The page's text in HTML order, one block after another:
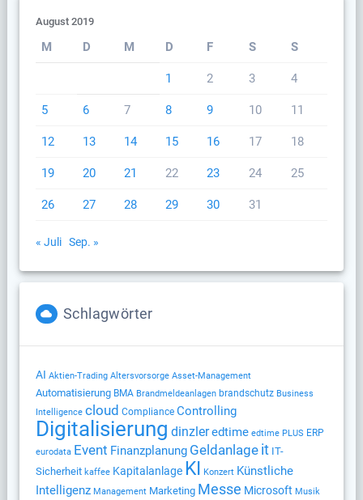
August 2019
M D M D F S S
1 2 3 4
5 6 7 8 9 10 11
12 13 14 15 16 17 18
19 20 21 22 23 24 25
26 27 28 29 30 31
« Juli Sep. »
Schlagwörter
AI Aktien-Trading Altersvorsorge Asset-Management
Automatisierung BMA Brandmeldeanlagen brandschutz Business
Intelligence cloud Compliance Controlling
Digitalisierung dinzleredtime edtime PLUS ERP
eurodata Event Finanzplanung Geldanlage it IT-
Sicherheit kaffee Kapitalanlage KI Konzert Künstliche
Intelligenz Management Marketing Messe Microsoft Musik